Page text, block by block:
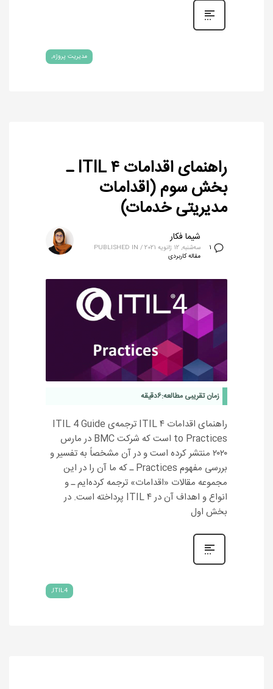
مدیریت پروژه
راهنمای اقدامات ITIL ۴ ـ
بخش سوم (اقدامات
مدیریتی خدمات)
1
شیما فکار
سه‌شنبه, 12 ژانویه 2021 /
PUBLISHED IN
مقاله کاربردی
زمان تقریبی مطالعه:6دقیقه
راهنمای اقدامات ITIL ۴ ترجمه‌ی ITIL 4 Guide
to Practices است که شرکت BMC در مارس
۲۰۲۰ منتشر کرده است و در آن مشخصاً به تفسیر و
بررسی مفهوم Practices ـ که ما آن را در این
مجموعه مقالات «اقدامات» ترجمه کرده‌ایم ـ و
انواع و اهداف آن در ITIL ۴ پرداخته است. در
بخش اول
ITIL4